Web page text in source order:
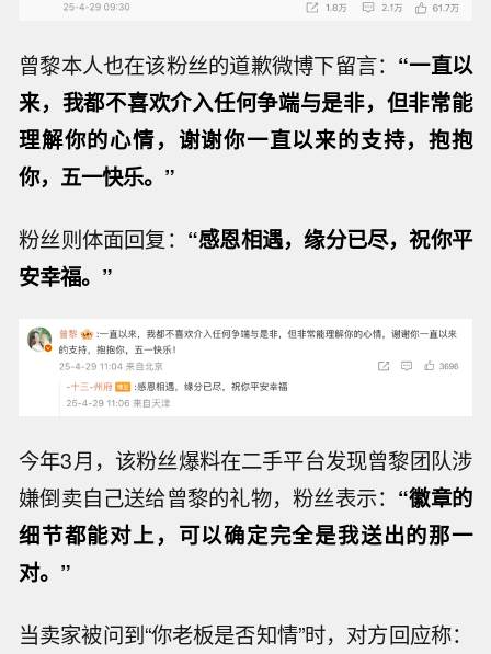
曾黎本人也在该粉丝的道歉微博下留言： “一直以
来，我都不喜欢介入任何争端与是非，但非常能
理解你的心情，谢谢你一直以来的支持，抱抱
你，五一快乐。”
粉丝则体面回复： “感恩相遇，缘分已尽，祝你平
安幸福。”
今年3月，该粉丝爆料在二手平台发现曾黎团队涉
嫌倒卖自己送给曾黎的礼物，粉丝表示： “徽章的
细节都能对上，可以确定完全是我送出的那一
对。”
当卖家被问到“你老板是否知情”时，对方回应称：